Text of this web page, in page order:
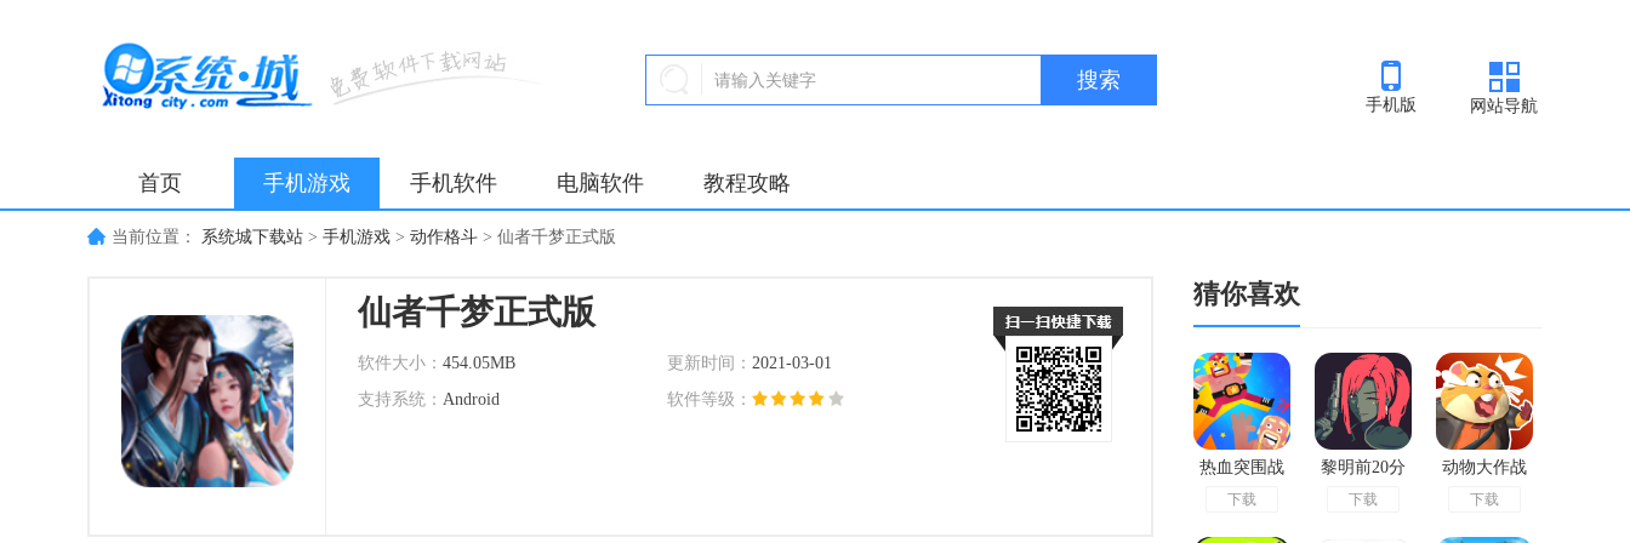
手机版 网站导航
首页 手机游戏 手机软件 电脑软件 教程攻略
当前位置： 系统城下载站 > 手机游戏 > 动作格斗 > 仙者千梦正式版
仙者千梦正式版
软件大小： 454.05MB 更新时间： 2021-03-01
支持系统： Android 软件等级：
猜你喜欢
热血突围战
下载
黎明前20分
钟正版
下载
动物大作战
手机版
下载